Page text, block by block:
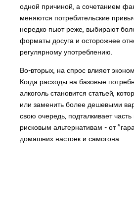
одной причиной, а сочетанием
меняются потребительские
нередко пьют реже, выбирают
форматы досуга и осторожнее
регулярному употреблению.
Во-вторых, на спрос влияет
Когда расходы на базовые
алкоголь становится статьей,
или заменить более дешевыми
свою очередь, подталкивает часть
рисковым альтернативам - от
домашних настоек и самогона.